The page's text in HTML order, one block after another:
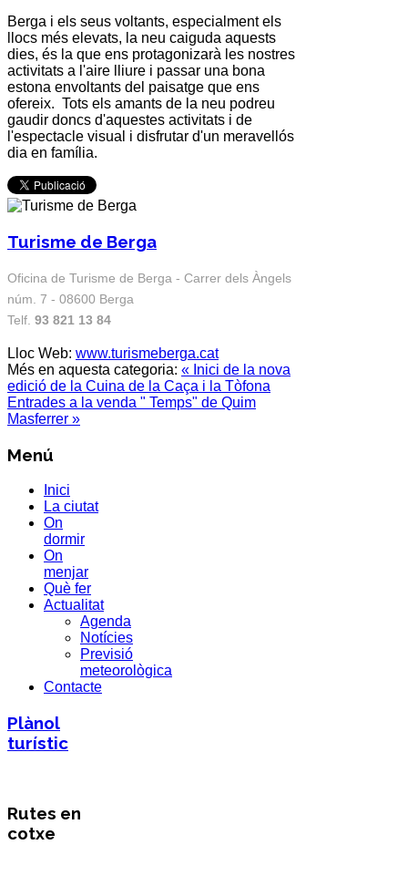
Berga i els seus voltants, especialment els
llocs més elevats, la neu caiguda aquests
dies, és la que ens protagonizarà les nostres
activitats a l'aire lliure i passar una bona
estona envoltants del paisatge que ens
ofereix. Tots els amants de la neu podreu
gaudir doncs d'aquestes activitats i de
l'espectacle visual i disfrutar d'un meravellós
dia en família.
Turisme de Berga
Oficina de Turisme de Berga - Carrer dels Àngels
núm. 7 - 08600 Berga
Telf. 93 821 13 84
Lloc Web: www.turismeberga.cat
Més en aquesta categoria: « Inici de la nova
edició de la Cuina de la Caça i la Tòfona
Entrades a la venda " Temps" de Quim
Masferrer »
Menú
Inici
La ciutat
On
dormir
On
menjar
Què fer
Actualitat
Agenda
Notícies
Previsió
meteorològica
Contacte
Plànol
turístic
Rutes en
cotxe